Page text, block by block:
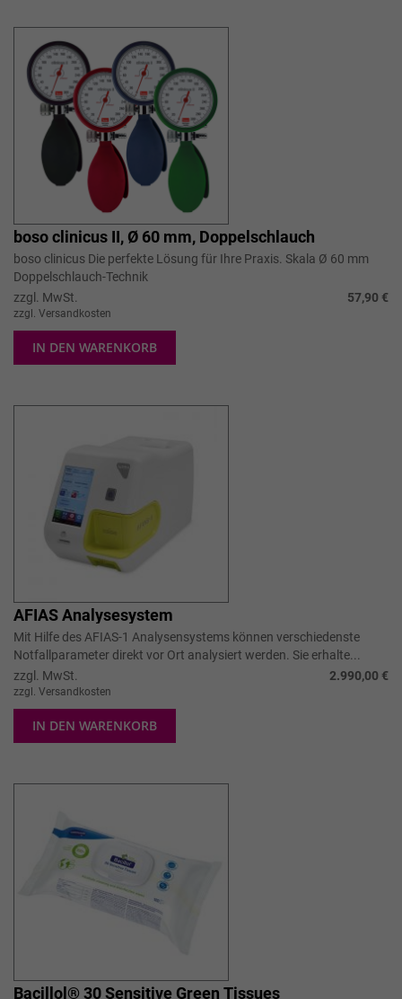
boso clinicus II, Ø 60 mm, Doppelschlauch
boso clinicus Die perfekte Lösung für Ihre Praxis. Skala Ø 60 mm
Doppelschlauch-Technik
zzgl. MwSt.
57,90 €
zzgl. Versandkosten
IN DEN WARENKORB
AFIAS Analysesystem
Mit Hilfe des AFIAS-1 Analysensystems können verschiedenste
Notfallparameter direkt vor Ort analysiert werden. Sie erhalte...
zzgl. MwSt.
2.990,00 €
zzgl. Versandkosten
IN DEN WARENKORB
Bacillol® 30 Sensitive Green Tissues